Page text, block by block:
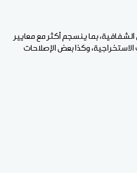
بما ينسجم أكثر مع معايير
وكذا بعض الإصلاحات